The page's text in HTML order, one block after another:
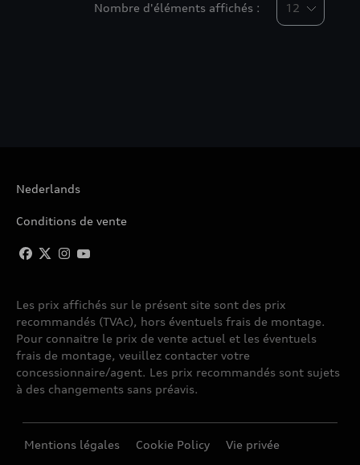
Nombre d'éléments affichés :
Nederlands
Conditions de vente
Les prix affichés sur le présent site sont des prix
recommandés (TVAc), hors éventuels frais de montage.
Pour connaitre le prix de vente actuel et les éventuels
frais de montage, veuillez contacter votre
concessionnaire/agent. Les prix recommandés sont sujets
à des changements sans préavis.
Mentions légales Cookie Policy Vie privée